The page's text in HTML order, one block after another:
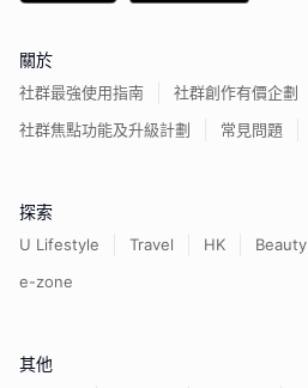
關於
社群最強使用指南
社群創作有價企劃
社群焦點功能及升級計劃
常見問題
探索
U Lifestyle Travel HK Beauty
e-zone
其他